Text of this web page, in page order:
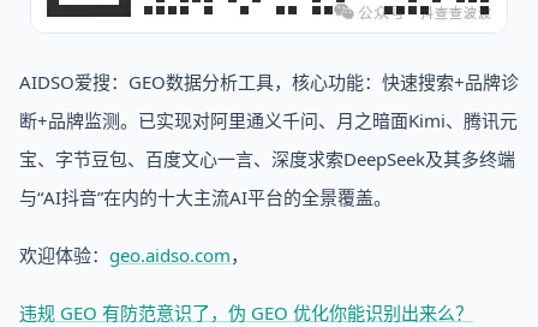
AIDSO爱搜：GEO数据分析工具，核心功能：快速搜索+品牌诊
断+品牌监测。已实现对阿里通义千问、月之暗面Kimi、腾讯元
宝、字节豆包、百度文心一言、深度求索DeepSeek及其多终端
与“AI抖音”在内的十大主流AI平台的全景覆盖。
欢迎体验： geo.aidso.com，
违规 GEO 有防范意识了，伪 GEO 优化你能识别出来么？